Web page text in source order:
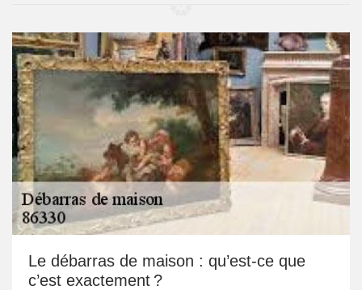
Le débarras de maison : qu’est-ce que
c’est exactement ?